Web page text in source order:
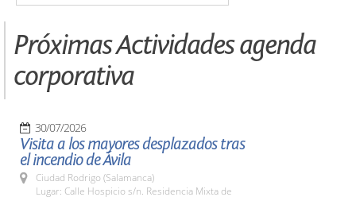
Próximas Actividades agenda
corporativa
30/07/2026
Visita a los mayores desplazados tras
el incendio de Ávila
Ciudad Rodrigo (Salamanca)
Lugar: Calle Hospicio s/n. Residencia Mixta de